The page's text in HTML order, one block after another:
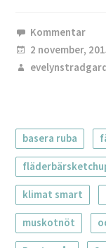
Kommentar
2 november,
basera ruba
klimat smart
muskotnöt